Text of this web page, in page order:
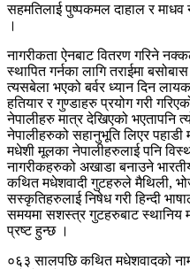
सहमतिलाई पुष्पकमल दाहाल र माधव
।
नागरीकता ऐनबाट वितरण गरिने
स्थापित गर्नका लागि तराईमा
त्यसबेला भएको बर्वर ध्यान दिन
हतियार र गुण्डाहरु प्रयोग गरी
नेपालीहरु मात्र देखिएको भएतापनि
नेपालीहरुको सहानुभूति लिएर
मधेशी मूलका नेपालीहरुलाई पनि
नागरीकहरुको अखाडा बनाउने
कथित मधेशवादी गुटहरुले मैथिली,
सस्कृतिहरुलाई निषेध गरी हिन्दी
समयमा सशस्त्र गुटहरुबाट स्थानिय
प्रष्ट हुन्छ ।
०६३ सालपछि कथित मधेशवादको